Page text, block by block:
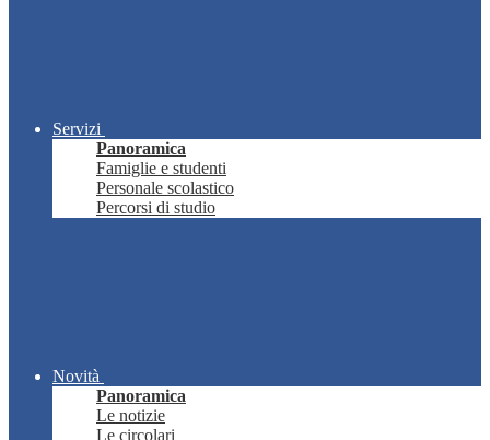
Servizi
Panoramica
Famiglie e studenti
Personale scolastico
Percorsi di studio
Novità
Panoramica
Le notizie
Le circolari